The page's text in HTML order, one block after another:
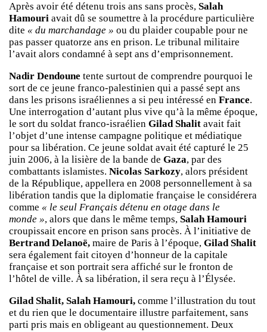
Après avoir été détenu trois ans sans procès, Salah
Hamouri avait dû se soumettre à la procédure particulière
dite « du marchandage » ou du plaider coupable pour ne
pas passer quatorze ans en prison. Le tribunal militaire
l’avait alors condamné à sept ans d’emprisonnement.
Nadir Dendoune tente surtout de comprendre pourquoi le
sort de ce jeune franco-palestinien qui a passé sept ans
dans les prisons israéliennes a si peu intéressé en France.
Une interrogation d’autant plus vive qu’à la même époque,
le sort du soldat franco-israélien Gilad Shalit avait fait
l’objet d’une intense campagne politique et médiatique
pour sa libération. Ce jeune soldat avait été capturé le 25
juin 2006, à la lisière de la bande de Gaza, par des
combattants islamistes. Nicolas Sarkozy, alors président
de la République, appellera en 2008 personnellement à sa
libération tandis que la diplomatie française le considérera
comme « le seul Français détenu en otage dans le
monde », alors que dans le même temps, Salah Hamouri
croupissait encore en prison sans procès. À l’initiative de
Bertrand Delanoë, maire de Paris à l’époque, Gilad Shalit
sera également fait citoyen d’honneur de la capitale
française et son portrait sera affiché sur le fronton de
l’hôtel de ville. À sa libération, il sera reçu à l’Élysée.
Gilad Shalit, Salah Hamouri, comme l’illustration du tout
et du rien que le documentaire illustre parfaitement, sans
parti pris mais en obligeant au questionnement. Deux